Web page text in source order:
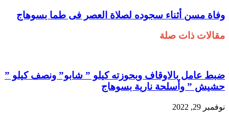
وفاة مسن أثناء سجوده لصلاة العصر فى طما بسوهاج
مقالات ذات صلة
ضبط عامل بالاوقاف وبحوزته كيلو ” شابو” ونصف كيلو ”
حشيش ” وأسلحة نارية بسوهاج
نوفمبر 29, 2022